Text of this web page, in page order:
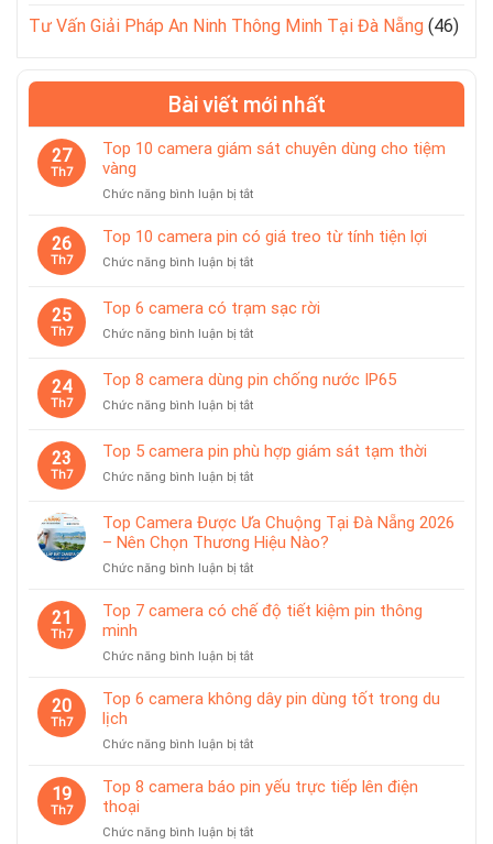
Tư Vấn Giải Pháp An Ninh Thông Minh Tại Đà Nẵng (46)
Bài viết mới nhất
27
Th7
Top 10 camera giám sát chuyên dùng cho tiệm
vàng
Chức năng bình luận bị tắtở
10
camera
giám
chuyên
cho
vàng
26
Th7
Top 10 camera pin có giá treo từ tính tiện lợi
Chức năng bình luận bị tắtở
camera
pin
giá
từ
tiện
25
Th7
Top 6 camera có trạm sạc rời
Chức năng bình luận bị tắtở
camera
có
sạc
24
Th7
Top 8 camera dùng pin chống nước IP65
Chức năng bình luận bị tắtở
camera
dùng
chống
nước
IP65
23
Th7
Top 5 camera pin phù hợp giám sát tạm thời
Chức năng bình luận bị tắtở
5
camera
pin
phù
giám
thời
Top Camera Được Ưa Chuộng Tại Đà Nẵng 2026
– Nên Chọn Thương Hiệu Nào?
Chức năng bình luận bị tắtở
Camera
Được
Chuộng
Đà
Chọn
Hiệu
21
Th7
Top 7 camera có chế độ tiết kiệm pin thông
minh
Chức năng bình luận bị tắtở
camera
chế
tiết
20
Th7
Top 6 camera không dây pin dùng tốt trong du
lịch
Chức năng bình luận bị tắtở
camera
dây
19
Th7
Top 8 camera báo pin yếu trực tiếp lên điện
thoại
Chức năng bình luận bị tắtở